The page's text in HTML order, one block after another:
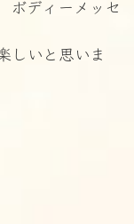
ディーメッセ
しいと思いま